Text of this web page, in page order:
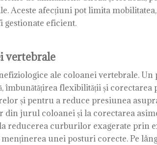
Aceste afecțiuni pot limita
gestionate eficient.
vertebrale
ale coloanei vertebrale. Un
îmbunătățirea flexibilității și corectarea
și pentru a reduce presiunea
din jurul coloanei și la corectarea
reducerea curburilor exagerate prin
unei posturi corecte. Pe